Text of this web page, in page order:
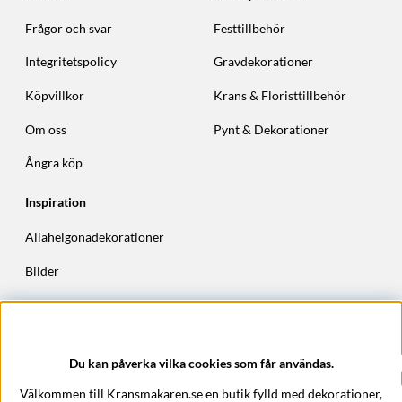
Frågor och svar
Integritetspolicy
Köpvillkor
Om oss
Ångra köp
Festtillbehör
Gravdekorationer
Krans & Floristtillbehör
Pynt & Dekorationer
Inspiration
Allahelgonadekorationer
Bilder
Höstkransar
Du kan påverka vilka cookies som får användas.
Välkommen till Kransmakaren.se en butik fylld med dekorationer,